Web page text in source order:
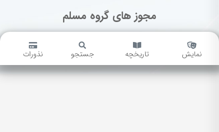
مجوز های گروه مسلم
نمایش تاریخچه جستجو نذورات